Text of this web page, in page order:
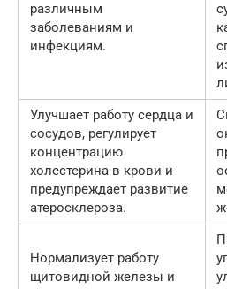
различным
заболеваниям и
инфекциям.
Улучшает работу сердца и
сосудов, регулирует
концентрацию
холестерина в крови и
предупреждает развитие
атеросклероза.
Нормализует работу
щитовидной железы и